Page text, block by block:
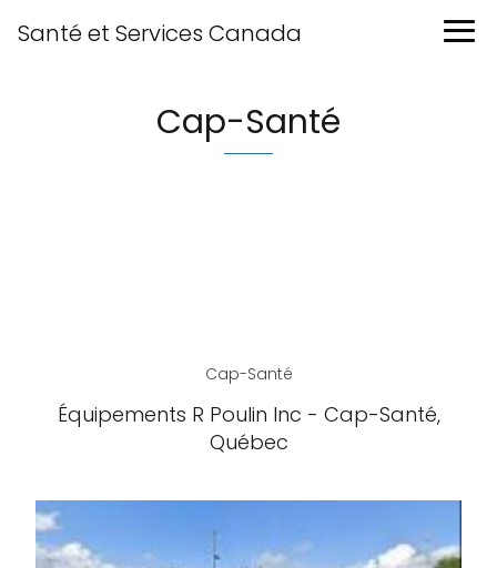
Santé et Services Canada
Cap-Santé
Cap-Santé
Équipements R Poulin Inc - Cap-Santé,
Québec